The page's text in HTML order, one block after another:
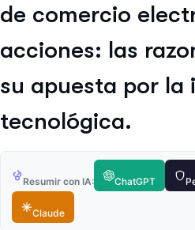
de comercio
acciones: las
su apuesta por la
tecnológica.
Resumir con IA: ChatGPT
Claude